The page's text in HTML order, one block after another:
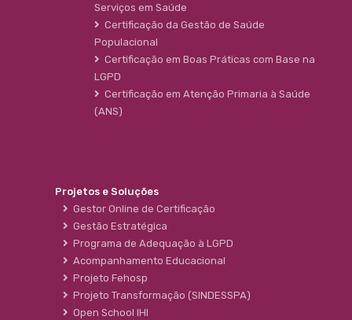
Serviços em Saúde
Certificação da Gestão de Saúde
Populacional
Certificação em Boas Práticas com Base na
LGPD
Certificação em Atenção Primaria à Saúde
(ANS)
Projetos e Soluções
Gestor Online de Certificação
Gestão Estratégica
Programa de Adequação à LGPD
Acompanhamento Educacional
Projeto Fehosp
Projeto Transformação (SINDESSPA)
Open School IHI